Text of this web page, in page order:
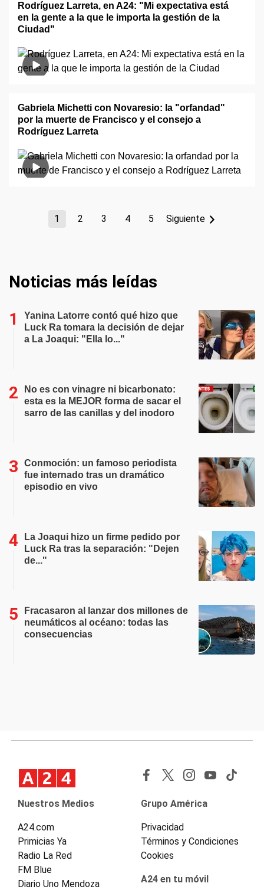
Rodríguez Larreta, en A24: "Mi expectativa está
en la gente a la que le importa la gestión de la
Ciudad"
Gabriela Michetti con Novaresio: la "orfandad"
por la muerte de Francisco y el consejo a
Rodríguez Larreta
1 2 3 4 5 Siguiente
Noticias más leídas
Yanina Latorre contó qué hizo que
Luck Ra tomara la decisión de dejar
a La Joaqui: "Ella lo..."
No es con vinagre ni bicarbonato:
esta es la MEJOR forma de sacar el
sarro de las canillas y del inodoro
Conmoción: un famoso periodista
fue internado tras un dramático
episodio en vivo
La Joaqui hizo un firme pedido por
Luck Ra tras la separación: "Dejen
de..."
Fracasaron al lanzar dos millones de
neumáticos al océano: todas las
consecuencias
Nuestros Medios
A24.com
Primicias Ya
Radio La Red
FM Blue
Diario Uno Mendoza
Grupo América
Privacidad
Términos y Condiciones
Cookies
A24 en tu móvil